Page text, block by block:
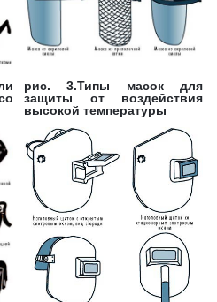
рис. 3.Типы масок для
защиты от воздействия
высокой температуры